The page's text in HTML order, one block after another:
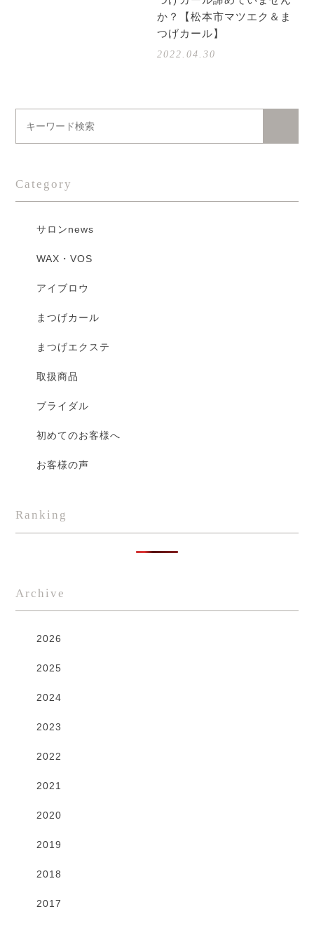
か？【松本市マツエク＆ま
つげカール】
2022.04.30
Category
サロンnews
WAX・VOS
アイブロウ
まつげカール
まつげエクステ
取扱商品
ブライダル
初めてのお客様へ
お客様の声
Ranking
Archive
2026
2025
2024
2023
2022
2021
2020
2019
2018
2017